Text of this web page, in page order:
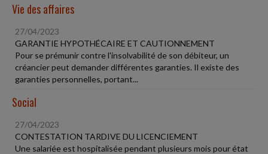
Vie des affaires
27/04/2023
GARANTIE HYPOTHÉCAIRE ET CAUTIONNEMENT
Pour se prémunir contre l'insolvabilité de son débiteur, un
créancier peut demander différentes garanties. Il existe des
garanties personnelles, portant...
Social
27/04/2023
CONTESTATION TARDIVE DU LICENCIEMENT
Une salariée est hospitalisée pendant plusieurs mois pour état